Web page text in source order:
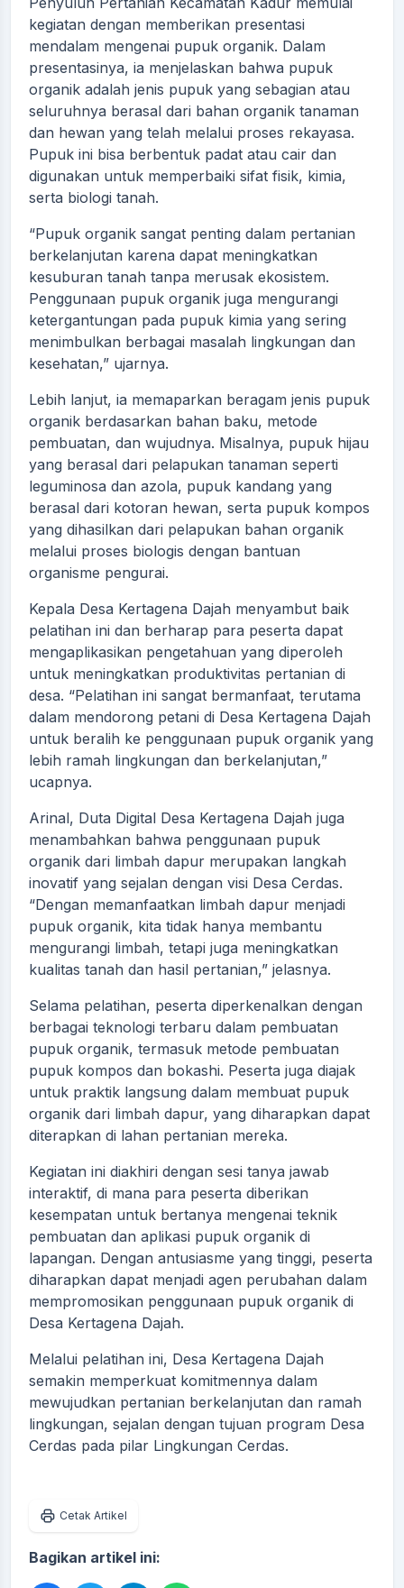
kegiatan dengan memberikan presentasi
mendalam mengenai pupuk organik. Dalam
presentasinya, ia menjelaskan bahwa pupuk
organik adalah jenis pupuk yang sebagian atau
seluruhnya berasal dari bahan organik tanaman
dan hewan yang telah melalui proses rekayasa.
Pupuk ini bisa berbentuk padat atau cair dan
digunakan untuk memperbaiki sifat fisik, kimia,
serta biologi tanah.
“Pupuk organik sangat penting dalam pertanian
berkelanjutan karena dapat meningkatkan
kesuburan tanah tanpa merusak ekosistem.
Penggunaan pupuk organik juga mengurangi
ketergantungan pada pupuk kimia yang sering
menimbulkan berbagai masalah lingkungan dan
kesehatan,” ujarnya.
Lebih lanjut, ia memaparkan beragam jenis pupuk
organik berdasarkan bahan baku, metode
pembuatan, dan wujudnya. Misalnya, pupuk hijau
yang berasal dari pelapukan tanaman seperti
leguminosa dan azola, pupuk kandang yang
berasal dari kotoran hewan, serta pupuk kompos
yang dihasilkan dari pelapukan bahan organik
melalui proses biologis dengan bantuan
organisme pengurai.
Kepala Desa Kertagena Dajah menyambut baik
pelatihan ini dan berharap para peserta dapat
mengaplikasikan pengetahuan yang diperoleh
untuk meningkatkan produktivitas pertanian di
desa. “Pelatihan ini sangat bermanfaat, terutama
dalam mendorong petani di Desa Kertagena Dajah
untuk beralih ke penggunaan pupuk organik yang
lebih ramah lingkungan dan berkelanjutan,”
ucapnya.
Arinal, Duta Digital Desa Kertagena Dajah juga
menambahkan bahwa penggunaan pupuk
organik dari limbah dapur merupakan langkah
inovatif yang sejalan dengan visi Desa Cerdas.
“Dengan memanfaatkan limbah dapur menjadi
pupuk organik, kita tidak hanya membantu
mengurangi limbah, tetapi juga meningkatkan
kualitas tanah dan hasil pertanian,” jelasnya.
Selama pelatihan, peserta diperkenalkan dengan
berbagai teknologi terbaru dalam pembuatan
pupuk organik, termasuk metode pembuatan
pupuk kompos dan bokashi. Peserta juga diajak
untuk praktik langsung dalam membuat pupuk
organik dari limbah dapur, yang diharapkan dapat
diterapkan di lahan pertanian mereka.
Kegiatan ini diakhiri dengan sesi tanya jawab
interaktif, di mana para peserta diberikan
kesempatan untuk bertanya mengenai teknik
pembuatan dan aplikasi pupuk organik di
lapangan. Dengan antusiasme yang tinggi, peserta
diharapkan dapat menjadi agen perubahan dalam
mempromosikan penggunaan pupuk organik di
Desa Kertagena Dajah.
Melalui pelatihan ini, Desa Kertagena Dajah
semakin memperkuat komitmennya dalam
mewujudkan pertanian berkelanjutan dan ramah
lingkungan, sejalan dengan tujuan program Desa
Cerdas pada pilar Lingkungan Cerdas.
Cetak Artikel
Bagikan artikel ini: